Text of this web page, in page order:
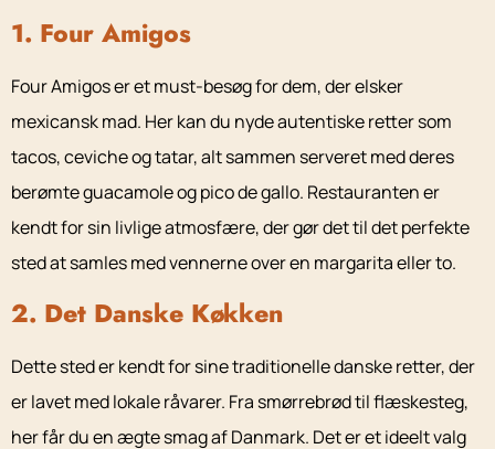
1. Four Amigos
Four Amigos er et must-besøg for dem, der elsker
mexicansk mad. Her kan du nyde autentiske retter som
tacos, ceviche og tatar, alt sammen serveret med deres
berømte guacamole og pico de gallo. Restauranten er
kendt for sin livlige atmosfære, der gør det til det perfekte
sted at samles med vennerne over en margarita eller to.
2. Det Danske Køkken
Dette sted er kendt for sine traditionelle danske retter, der
er lavet med lokale råvarer. Fra smørrebrød til flæskesteg,
her får du en ægte smag af Danmark. Det er et ideelt valg